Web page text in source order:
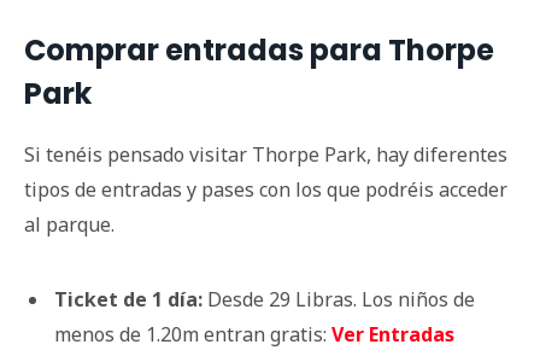
Comprar entradas para Thorpe
Park
Si tenéis pensado visitar Thorpe Park, hay diferentes
tipos de entradas y pases con los que podréis acceder
al parque.
Ticket de 1 día: Desde 29 Libras. Los niños de
menos de 1.20m entran gratis: Ver Entradas